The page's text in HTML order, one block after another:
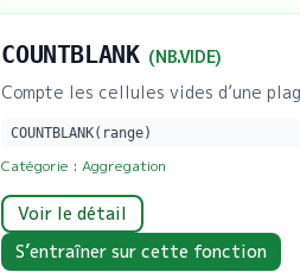
COUNTBLANK (NB.VIDE)
Compte les cellules vides d’une
COUNTBLANK(range)
Catégorie :Aggregation
Voir le détail
S’entraîner sur cette fonction